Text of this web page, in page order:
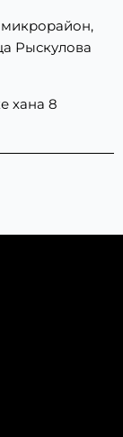
микрорайон,
Рыскулова
хана 8